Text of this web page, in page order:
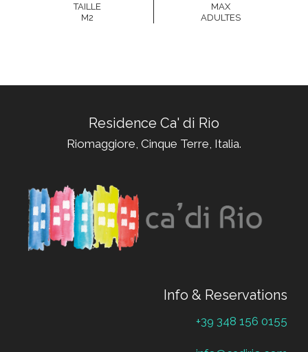
TAILLE
M2
MAX
ADULTES
Residence Ca' di Rio
Riomaggiore, Cinque Terre, Italia.
Info & Reservations
+39 348 156 0155